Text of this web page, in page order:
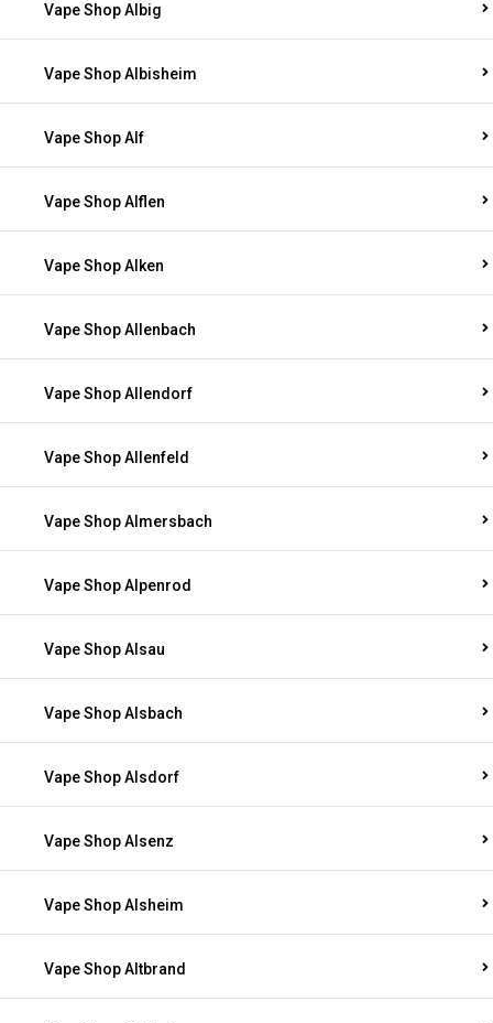
Vape Shop Albig
Vape Shop Albisheim
Vape Shop Alf
Vape Shop Alflen
Vape Shop Alken
Vape Shop Allenbach
Vape Shop Allendorf
Vape Shop Allenfeld
Vape Shop Almersbach
Vape Shop Alpenrod
Vape Shop Alsau
Vape Shop Alsbach
Vape Shop Alsdorf
Vape Shop Alsenz
Vape Shop Alsheim
Vape Shop Altbrand